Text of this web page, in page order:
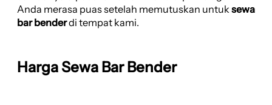
Anda merasa puas setelah memutuskan untuksewa
bar benderdi tempat kami.
Harga Sewa Bar Bender